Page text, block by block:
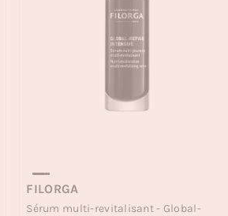
FILORGA
Sérum multi-revitalisant - Global-